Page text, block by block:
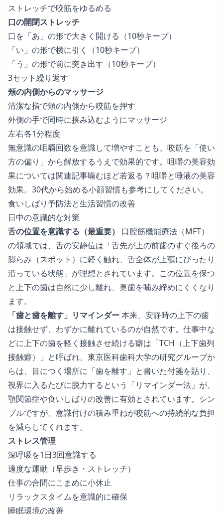
ストレッチで咬筋をゆるめる
口の開閉ストレッチ
口を「あ」の形で大きく開ける（10秒キープ）
「い」の形で横に引く（10秒キープ）
「う」の形で前に突き出す（10秒キープ）
3セット繰り返す
頬の内側からのマッサージ
清潔な指で頬の内側から咬筋を押す
外側の手で同時に挟み込むようにマッサージ
左右各1分程度
無意識の咀嚼回数を意識して増やすことも、咬筋を「使い
方の偏り」から解放するうえで効果的です。咀嚼の美容効
果については関連記事噛むほど若返る？咀嚼と唾液の美容
効果。30代から始める小顔習慣も参考にしてください。
食いしばり予防法と生活習慣の改善
日中の意識的な対策
舌の位置を意識する（最重要）
口腔筋機能療法（MFT）
の領域では、舌の安静位は「舌先が上の前歯のすぐ後ろの
膨らみ（スポット）に軽く触れ、舌全体が上顎にぴったり
沿っている状態」が理想とされています。この位置を保つ
と上下の歯は自然に少し離れ、奥歯を噛み締めにくくなり
ます。
「歯と歯を離す」リマインダー本来、安静時の上下の歯
は接触せず、わずかに離れているのが自然です。仕事中な
どに上下の歯を軽く接触させ続ける癖は「TCH（上下歯列
接触癖）」と呼ばれ、東京医科歯科大学の研究グループか
らは、目につく場所に「歯を離す」と書いた付箋を貼り、
視界に入るたびに脱力するという「リマインダー法」が、
顎関節症や食いしばりの改善に有効とされています。シン
プルですが、意識付けの積み重ねが咬筋への持続的な負担
を減らしてくれます。
ストレス管理
深呼吸を1日3回意識する
適度な運動（早歩き・ストレッチ）
仕事の合間にこまめに小休止
リラックスタイムを意識的に確保
睡眠環境の改善